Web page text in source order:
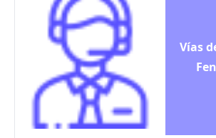
Vías